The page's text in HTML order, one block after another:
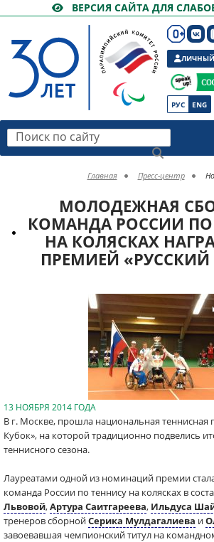
ВЕРСИЯ САЙТА ДЛЯ
РУС ENG
Поиск по сайту
Главная Пресс-центр
МОЛОДЕЖНАЯ
КОМАНДА РОССИИ ПО
НА КОЛЯСКАХ
ПРЕМИЕЙ «РУССКИЙ
13 НОЯБРЯ 2014 ГОДА
В г. Москве, прошла национальная теннисная
Кубок», на которой традиционно подвелись
теннисного сезона.
Лауреатами одной из номинаций премии
команда России по теннису на колясках в
Львовой,Артура Саитгареева, Ильдуса
тренеров сборнойСерика Мулдагалиева и
завоевавшая чемпионский титул на